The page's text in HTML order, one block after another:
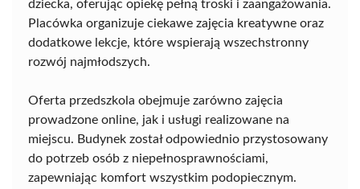
dziecka, oferując opiekę pełną troski i zaangażowania.
Placówka organizuje ciekawe zajęcia kreatywne oraz
dodatkowe lekcje, które wspierają wszechstronny
rozwój najmłodszych.
Oferta przedszkola obejmuje zarówno zajęcia
prowadzone online, jak i usługi realizowane na
miejscu. Budynek został odpowiednio przystosowany
do potrzeb osób z niepełnosprawnościami,
zapewniając komfort wszystkim podopiecznym.